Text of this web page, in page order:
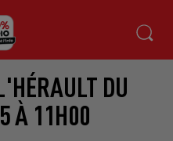
DU
À 11H00